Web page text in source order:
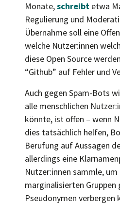
Monate,schreibt etwa
Regulierung und
Übernahme soll eine
welche Nutzer:innen
diese Open Source
“Github” auf Fehler und
Auch gegen Spam-Bots
alle menschlichen
könnte, ist offen – wenn
dies tatsächlich helfen,
Berufung auf Aussagen
allerdings eine
Nutzer:innen sammle,
marginalisierten
Pseudonymen